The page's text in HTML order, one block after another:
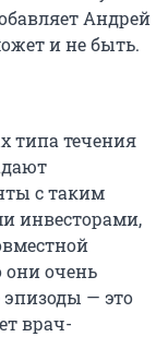
Андрей
и не быть.
типа течения
с таким
инвесторами,
очень
— это
врач-